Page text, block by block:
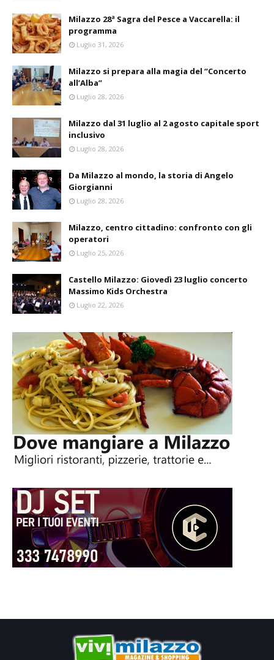
Milazzo 28ª Sagra del Pesce a Vaccarella: il
programma
Luglio 31, 2026
Milazzo si prepara alla magia del “Concerto
all’Alba”
Luglio 28, 2026
Milazzo dal 31 luglio al 2 agosto capitale sport
inclusivo
Luglio 28, 2026
Da Milazzo al mondo, la storia di Angelo
Giorgianni
Luglio 28, 2026
Milazzo, centro cittadino: confronto con gli
operatori
Luglio 25, 2026
Castello Milazzo: Giovedì 23 luglio concerto
Massimo Kids Orchestra
Luglio 22, 2026